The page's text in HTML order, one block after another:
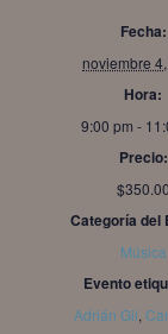
Fecha:
noviembre
Hora:
9:00 pm -
Precio:
$350.00
Categoría del
Música
Evento
Adrián Gil,